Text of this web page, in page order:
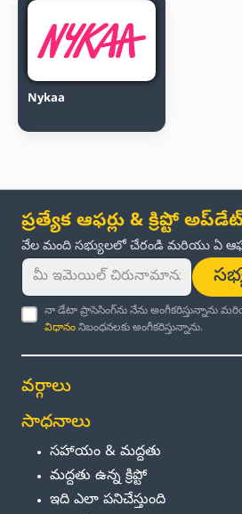
Nykaa
ప్రత్యేక ఆఫర్లు & క్రిప్టో
వేల మంది సభ్యులలో చేరండి మరియు ఏ
నా డేటా ప్రాసెసింగ్‌ను నేను అంగీకరిస్తున్నాను
విధానంనిబంధనలకు అంగీకరిస్తున్నాను.
వర్గాలు
సాధనాలు
సహాయం & మద్దతు
మద్దతు ఉన్న క్రిప్టో
ఇది ఎలా పనిచేస్తుంది